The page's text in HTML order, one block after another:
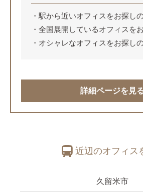
駅から近いオフィスをお探し
全国展開しているオフィスを
オシャレなオフィスをお探し
詳細ページを見
近辺のオフィス
久留米市